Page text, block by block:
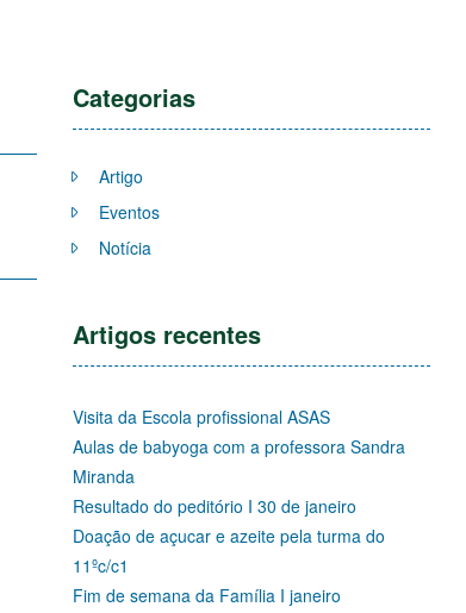
Categorias
Artigo
Eventos
Notícia
Artigos recentes
Visita da Escola profissional ASAS
Aulas de babyoga com a professora Sandra
Miranda
Resultado do peditório I 30 de janeiro
Doação de açucar e azeite pela turma do
11ºc/c1
Fim de semana da Família I janeiro